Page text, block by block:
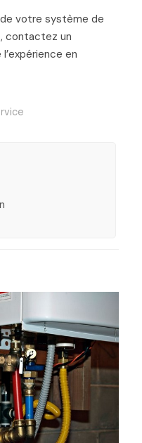
de votre système de
contactez un
en